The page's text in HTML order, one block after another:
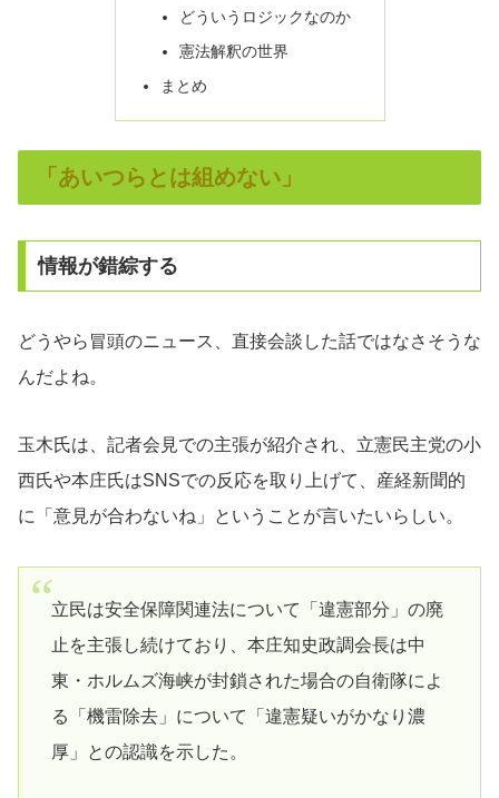
どういうロジックなのか
憲法解釈の世界
まとめ
「あいつらとは組めない」
情報が錯綜する
どうやら冒頭のニュース、直接会談した話ではなさそうな
んだよね。
玉木氏は、記者会見での主張が紹介され、立憲民主党の小
西氏や本庄氏はSNSでの反応を取り上げて、産経新聞的
に「意見が合わないね」ということが言いたいらしい。
立民は安全保障関連法について「違憲部分」の廃
止を主張し続けており、本庄知史政調会長は中
東・ホルムズ海峡が封鎖された場合の自衛隊によ
る「機雷除去」について「違憲疑いがかなり濃
厚」との認識を示した。